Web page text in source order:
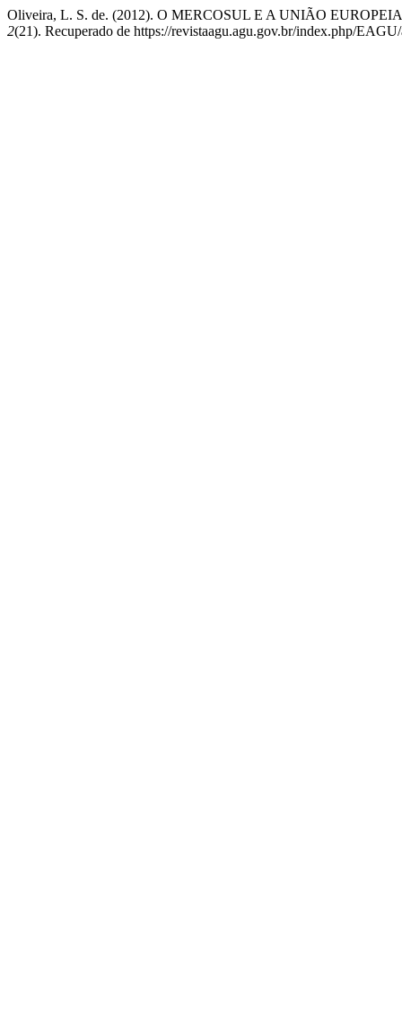
Oliveira, L. S. de. (2012). O MERCOSUL E A UNIÃO
2(21). Recuperado de https://revistaagu.agu.gov.br/index.php/